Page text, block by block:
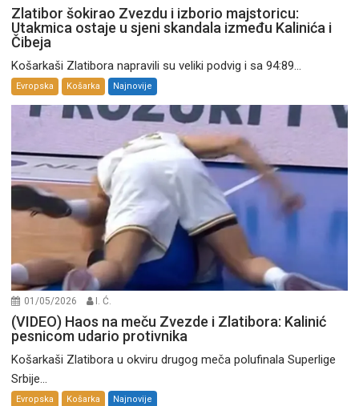
Zlatibor šokirao Zvezdu i izborio majstoricu:
Utakmica ostaje u sjeni skandala između Kalinića i
Čibeja
Košarkaši Zlatibora napravili su veliki podvig i sa 94:89...
Evropska Košarka Najnovije
01/05/2026 I. Ć.
(VIDEO) Haos na meču Zvezde i Zlatibora: Kalinić
pesnicom udario protivnika
Košarkaši Zlatibora u okviru drugog meča polufinala Superlige
Srbije...
Evropska Košarka Najnovije